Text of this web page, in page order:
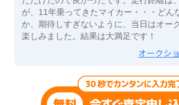
が、11年乗ってきたマイカー・・・どん
か、期待しすぎないように、当日はオー
楽しみました。結果は大満足です！
オークシ